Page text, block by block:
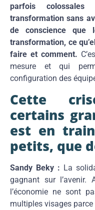
parfois
transformation sans
de conscience que
transformation, ce
faire et comment.
mesure et qui
configuration des
Cette
certains
est en
petits, que
Sandy Beky : La
gagnant sur l’avenir.
l’économie ne sont
multiples visages parce